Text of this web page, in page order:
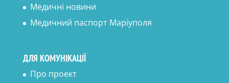
Медичні новини
Медичний паспорт Маріуполя
ДЛЯ КОМУНІКАЦІЇ
Про проект